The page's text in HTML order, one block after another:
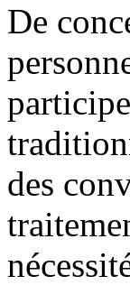
De
des